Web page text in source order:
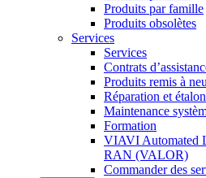
Produits par famille
Produits obsolètes
Services
Services
Contrats
Produits remis à
Réparation et
Maintenance
Formation
VIAVI Automated
RAN (VALOR)
Commander des